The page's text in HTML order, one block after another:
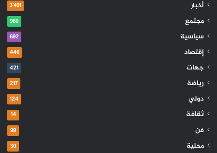
أخبار 3٬491
مجتمع 960
سياسية 692
إقتصاد 446
جهات 421
رياضة 217
دولي 124
ثقافة 14
فن 98
محلية 30